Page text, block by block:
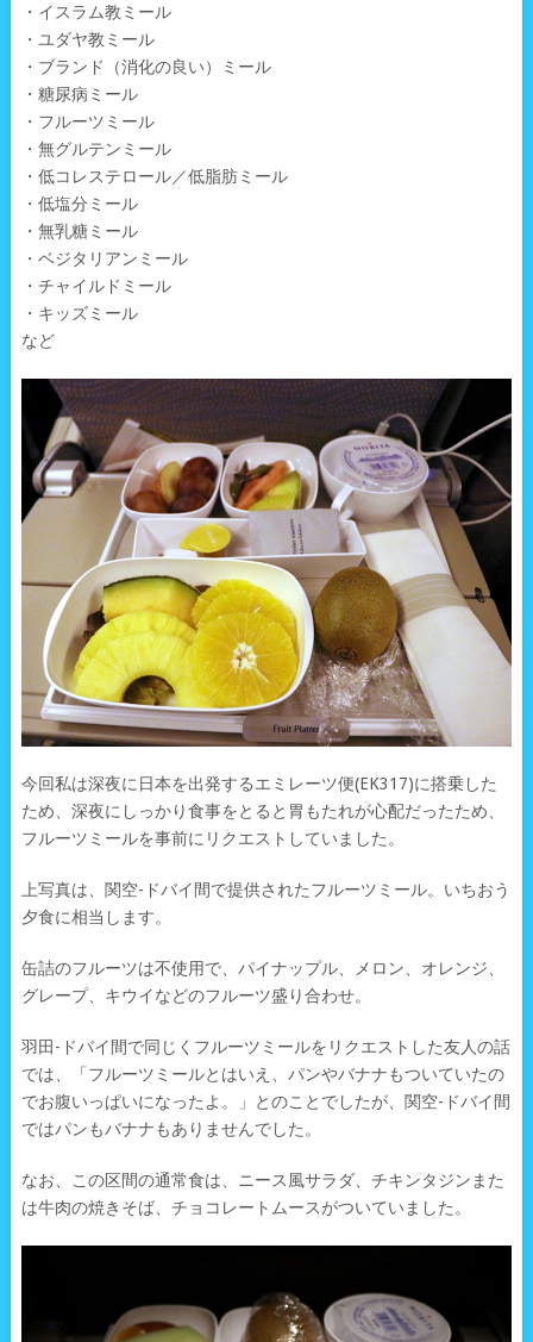
・イスラム教ミール
・ユダヤ教ミール
・ブランド（消化の良い）ミール
・糖尿病ミール
・フルーツミール
・無グルテンミール
・低コレステロール／低脂肪ミール
・低塩分ミール
・無乳糖ミール
・ベジタリアンミール
・チャイルドミール
・キッズミール
など
今回私は深夜に日本を出発するエミレーツ便(EK317)に搭乗した
ため、深夜にしっかり食事をとると胃もたれが心配だったため、
フルーツミールを事前にリクエストしていました。
上写真は、関空-ドバイ間で提供されたフルーツミール。いちおう
夕食に相当します。
缶詰のフルーツは不使用で、パイナップル、メロン、オレンジ、
グレープ、キウイなどのフルーツ盛り合わせ。
羽田-ドバイ間で同じくフルーツミールをリクエストした友人の話
では、「フルーツミールとはいえ、パンやバナナもついていたの
でお腹いっぱいになったよ。」とのことでしたが、関空-ドバイ間
ではパンもバナナもありませんでした。
なお、この区間の通常食は、ニース風サラダ、チキンタジンまた
は牛肉の焼きそば、チョコレートムースがついていました。